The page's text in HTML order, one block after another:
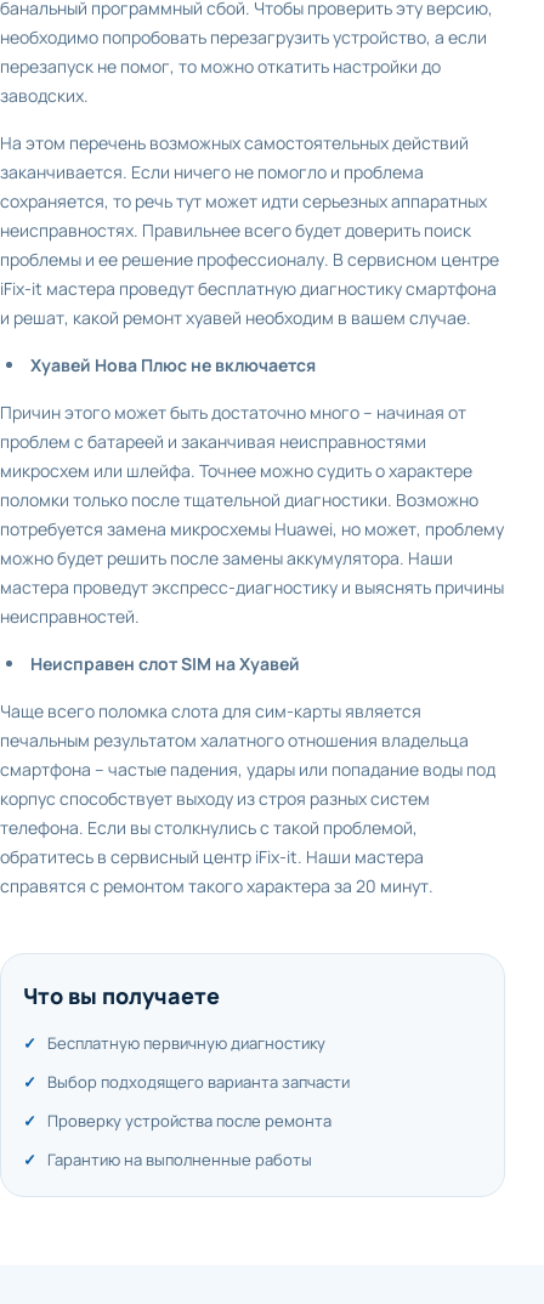
банальный программный сбой. Чтобы проверить эту версию,
необходимо попробовать перезагрузить устройство, а если
перезапуск не помог, то можно откатить настройки до
заводских.
На этом перечень возможных самостоятельных действий
заканчивается. Если ничего не помогло и проблема
сохраняется, то речь тут может идти серьезных аппаратных
неисправностях. Правильнее всего будет доверить поиск
проблемы и ее решение профессионалу. В сервисном центре
iFix-it мастера проведут бесплатную диагностику смартфона
и решат, какой ремонт хуавей необходим в вашем случае.
Хуавей Нова Плюс не включается
Причин этого может быть достаточно много – начиная от
проблем с батареей и заканчивая неисправностями
микросхем или шлейфа. Точнее можно судить о характере
поломки только после тщательной диагностики. Возможно
потребуется замена микросхемы Huawei, но может, проблему
можно будет решить после замены аккумулятора. Наши
мастера проведут экспресс-диагностику и выяснять причины
неисправностей.
Неисправен слот SIM на Хуавей
Чаще всего поломка слота для сим-карты является
печальным результатом халатного отношения владельца
смартфона – частые падения, удары или попадание воды под
корпус способствует выходу из строя разных систем
телефона. Если вы столкнулись с такой проблемой,
обратитесь в сервисный центр iFix-it. Наши мастера
справятся с ремонтом такого характера за 20 минут.
Что вы получаете
Бесплатную первичную диагностику
Выбор подходящего варианта запчасти
Проверку устройства после ремонта
Гарантию на выполненные работы